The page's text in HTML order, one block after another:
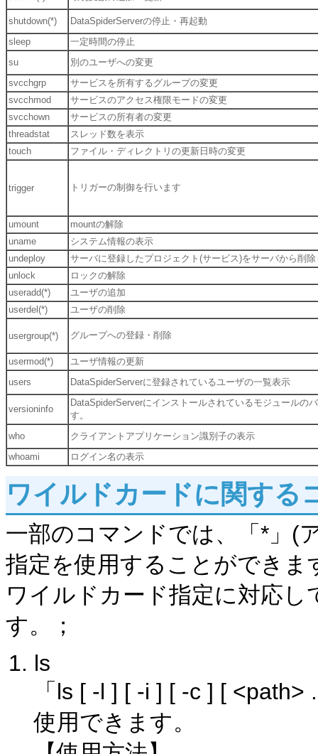
shutdown(*)
DataSpiderServerの停止・再起動
sleep
一定時間の停止
su
別のユーザへの変更
svcchgrp
サービスを所有するグループの変更
svcchmod
サービスのアクセス権限モードの変更
svcchown
サービスの所有者の変更
threadstat
スレッド数を表示
touch
ファイル・ディレクトリの更新日時の変更
trigger トリガーの制御を行います
umount
mountの解除
uname
システム情報の表示
undeploy
サーバに登録したプロジェクト(サービス)をサーバから削
unlock
ロックの解除
useradd(*)
ユーザの追加
userdel(*)
ユーザの削除
usergroup(*) グループへの登録・削除
usermod(*)
ユーザ情報の更新
users
DataSpiderServerに登録されているユーザの一覧表示
versioninfo
DataSpiderServerにインストールされているモジュールの
す。
who
クライアントアプリケーション識別子の表示
whoami
ログイン名の表示
ワイルドカードに関する
一部のコマンドでは、「*」(
指定を使用することができま
ワイルドカード指定に対応
す。；
ls
「ls [ -l ] [ -i ] [ -c ] [
使用できます。